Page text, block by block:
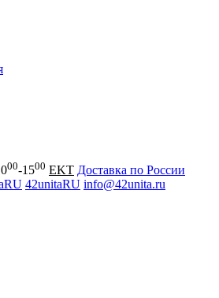
00-1500 EKT Доставка по России
42unitaRU info@42unita.ru